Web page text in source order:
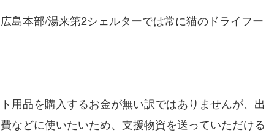
島本部/湯来第2シェルターでは常に猫のドライフー
用品を購入するお金が無い訳ではありませんが、出
などに使いたいため、支援物資を送っていただける